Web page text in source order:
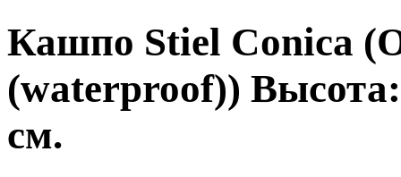
Кашпо Stiel Conica
(waterproof))
см.